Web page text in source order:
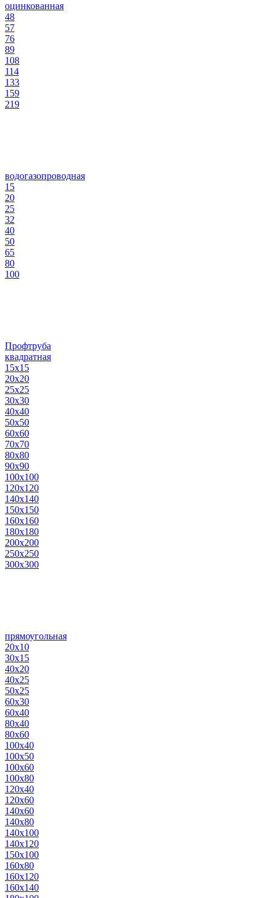
оцинкованная
48
57
76
89
108
114
133
159
219
водогазопроводная
15
20
25
32
40
50
65
80
100
Профтруба
квадратная
15х15
20х20
25х25
30х30
40х40
50х50
60х60
70х70
80х80
90х90
100х100
120х120
140х140
150х150
160х160
180х180
200х200
250х250
300х300
прямоугольная
20х10
30х15
40х20
40х25
50х25
60х30
60х40
80х40
80х60
100х40
100х50
100х60
100х80
120х40
120х60
140х60
140х80
140х100
140х120
150х100
160х80
160х120
160х140